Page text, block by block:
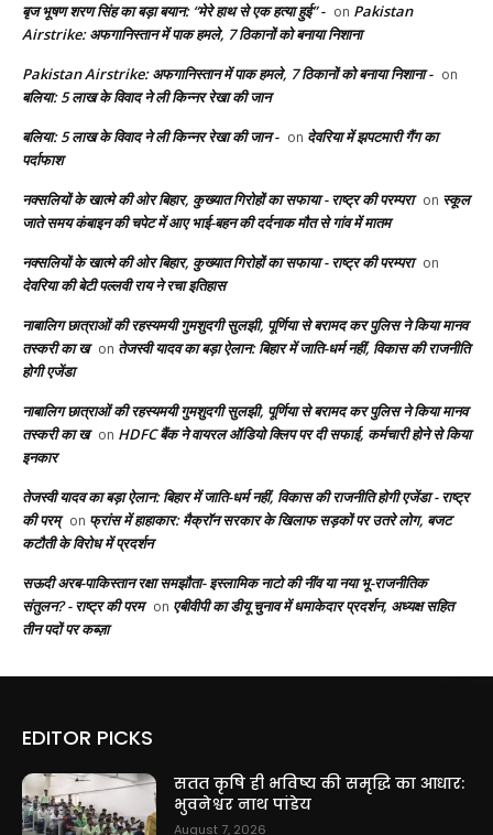
बृज भूषण शरण सिंह का बड़ा बयान: “मेरे हाथ से एक हत्या हुई” - on Pakistan
Airstrike: अफगानिस्तान में पाक हमले, 7 ठिकानों को बनाया निशाना
Pakistan Airstrike: अफगानिस्तान में पाक हमले, 7 ठिकानों को बनाया निशाना - on
बलिया: 5 लाख के विवाद ने ली किन्नर रेखा की जान
बलिया: 5 लाख के विवाद ने ली किन्नर रेखा की जान - on देवरिया में झपटमारी गैंग का
पर्दाफाश
नक्सलियों के खात्मे की ओर बिहार, कुख्यात गिरोहों का सफाया - राष्ट्र की परम्परा on स्कूल
जाते समय कंबाइन की चपेट में आए भाई-बहन की दर्दनाक मौत से गांव में मातम
नक्सलियों के खात्मे की ओर बिहार, कुख्यात गिरोहों का सफाया - राष्ट्र की परम्परा on
देवरिया की बेटी पल्लवी राय ने रचा इतिहास
नाबालिग छात्राओं की रहस्यमयी गुमशुदगी सुलझी, पूर्णिया से बरामद कर पुलिस ने किया मानव
तस्करी का ख on तेजस्वी यादव का बड़ा ऐलान: बिहार में जाति-धर्म नहीं, विकास की राजनीति
होगी एजेंडा
नाबालिग छात्राओं की रहस्यमयी गुमशुदगी सुलझी, पूर्णिया से बरामद कर पुलिस ने किया मानव
तस्करी का ख on HDFC बैंक ने वायरल ऑडियो क्लिप पर दी सफाई, कर्मचारी होने से किया
इनकार
तेजस्वी यादव का बड़ा ऐलान: बिहार में जाति-धर्म नहीं, विकास की राजनीति होगी एजेंडा - राष्ट्र
की परम् on फ्रांस में हाहाकार: मैक्रॉन सरकार के खिलाफ सड़कों पर उतरे लोग, बजट
कटौती के विरोध में प्रदर्शन
सऊदी अरब-पाकिस्तान रक्षा समझौता- इस्लामिक नाटो की नींव या नया भू-राजनीतिक
संतुलन? - राष्ट्र की परम on एबीवीपी का डीयू चुनाव में धमाकेदार प्रदर्शन, अध्यक्ष सहित
तीन पदों पर कब्ज़ा
EDITOR PICKS
सतत कृषि ही भविष्य की समृद्धि का आधार:
भुवनेश्वर नाथ पांडेय
August 7, 2026